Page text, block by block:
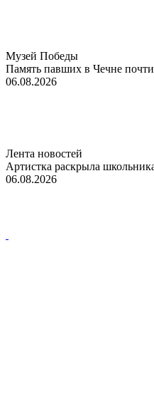
Музей Победы
Память павших в Чечне
06.08.2026
Лента новостей
Артистка раскрыла
06.08.2026